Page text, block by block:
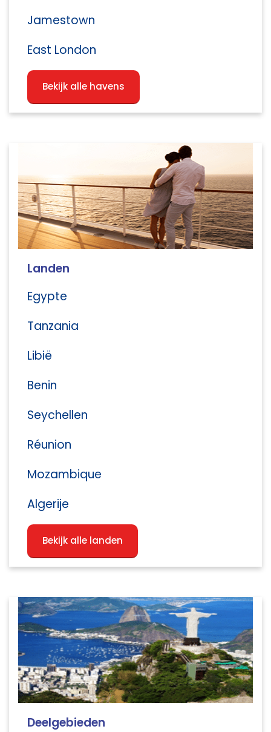
Jamestown
East London
Bekijk alle havens
Landen
Egypte
Tanzania
Libië
Benin
Seychellen
Réunion
Mozambique
Algerije
Bekijk alle landen
Deelgebieden